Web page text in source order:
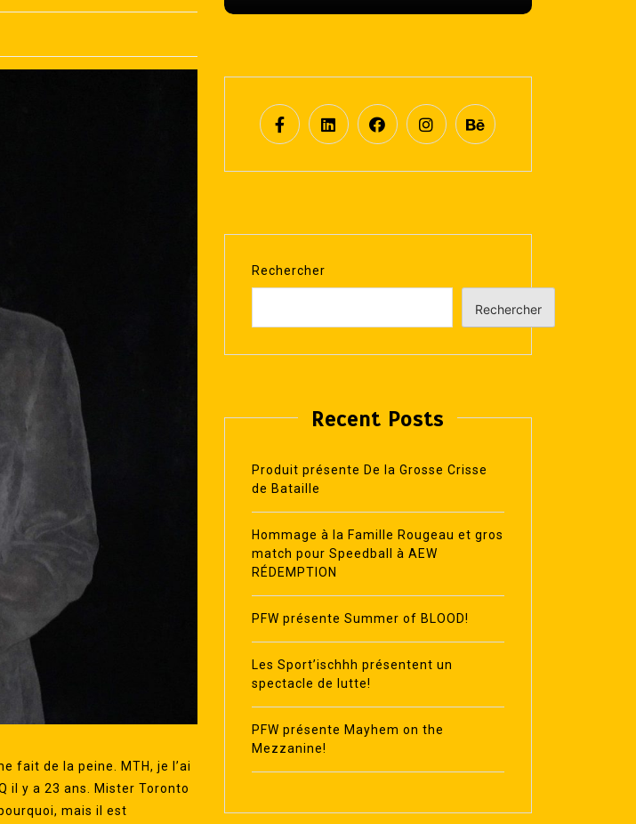
fait de la peine. MTH, je l’ai
il y a 23 ans. Mister Toronto
mais il est
Rechercher
Rechercher
Recent Posts
Produit présente De la Grosse Crisse
de Bataille
Hommage à la Famille Rougeau et gros
match pour Speedball à AEW
RÉDEMPTION
PFW présente Summer of BLOOD!
Les Sport’ischhh présentent un
spectacle de lutte!
PFW présente Mayhem on the
Mezzanine!